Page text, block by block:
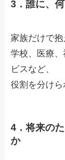
3．誰に、
家族だけで抱
学校、医療
ビスなど、
役割を分けら
4．将来の
か